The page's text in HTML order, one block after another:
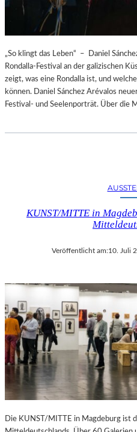
„So klingt das Leben“ – Daniel
Rondalla-Festival an der galizischen
zeigt, was eine Rondalla ist, und
können. Daniel Sánchez Arévalos
Festival- und Seelenporträt. Über die
KUNST/MITTE in
Veröffentlicht am:10. Juli
Die KUNST/MITTE in Magdeburg ist